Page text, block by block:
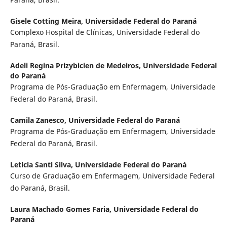
Gisele Cotting Meira, Universidade Federal do Paraná
Complexo Hospital de Clínicas, Universidade Federal do
Paraná, Brasil.
Adeli Regina Prizybicien de Medeiros, Universidade Federal
do Paraná
Programa de Pós-Graduação em Enfermagem, Universidade
Federal do Paraná, Brasil.
Camila Zanesco, Universidade Federal do Paraná
Programa de Pós-Graduação em Enfermagem, Universidade
Federal do Paraná, Brasil.
Leticia Santi Silva, Universidade Federal do Paraná
Curso de Graduação em Enfermagem, Universidade Federal
do Paraná, Brasil.
Laura Machado Gomes Faria, Universidade Federal do
Paraná